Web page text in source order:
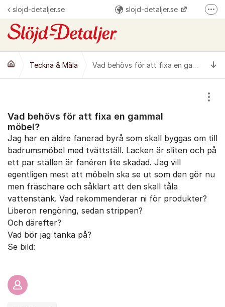
Hoppa till innehåll
slojd-detaljer.se slojd-detaljer.se
Teckna & Måla Vad behövs för att fixa en gammal möbel?
Vad behövs för att fixa en gammal
möbel?
Jag har en äldre fanerad byrå som skall byggas om till
badrumsmöbel med tvättställ. Lacken är sliten och på
ett par ställen är fanéren lite skadad. Jag vill
egentligen mest att möbeln ska se ut som den gör nu
men fräschare och såklart att den skall tåla
vattenstänk. Vad rekommenderar ni för produkter?
Liberon rengöring, sedan strippen?
Och därefter?
Vad bör jag tänka på?
Se bild: